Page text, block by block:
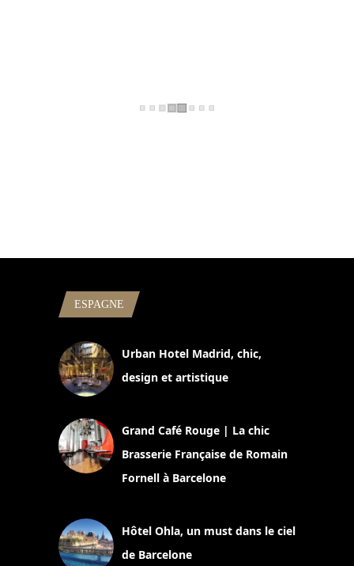
ESPAGNE
Urban Hotel Madrid, chic,
design et artistique
Grand Café Rouge | La chic
Brasserie Française de Romain
Fornell à Barcelone
Hôtel Ohla, un must dans le ciel
de Barcelone